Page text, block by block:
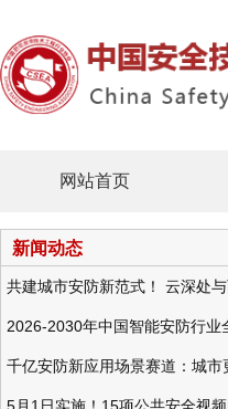
网站首页
新闻动态